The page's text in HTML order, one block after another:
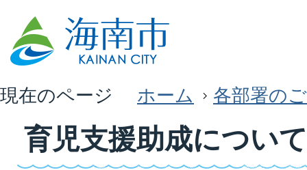
現在のページ ホーム 各部署の
育児支援助成について